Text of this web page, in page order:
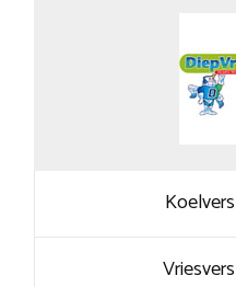
Koelvers
Vriesvers